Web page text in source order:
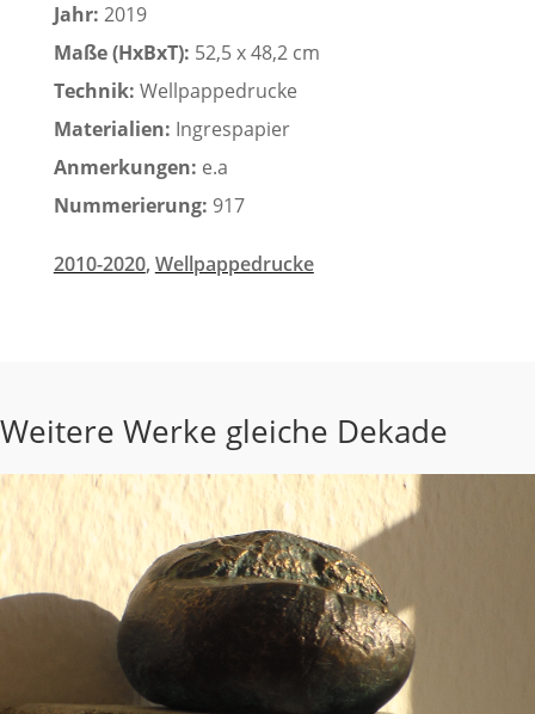
Jahr: 2019
Maße (HxBxT): 52,5 x 48,2 cm
Technik: Wellpappedrucke
Materialien: Ingrespapier
Anmerkungen: e.a
Nummerierung: 917
2010-2020, Wellpappedrucke
Weitere Werke gleiche Dekade